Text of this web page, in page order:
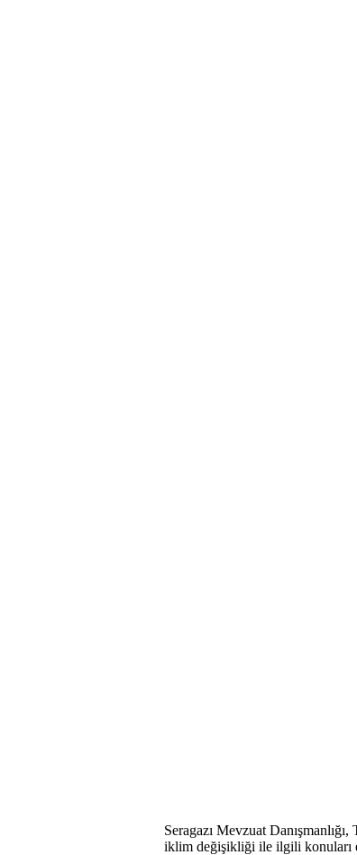
Seragazı Mevzuat
iklim değişikliği ile ilgili konuları